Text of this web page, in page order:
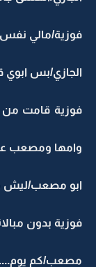
فوزية/مالي
الجازي/بس ابوي
فوزية قامت من
وامها ومصعب
ابو مصعب/ليش
فوزية بدون
مصعب/كم يوم....